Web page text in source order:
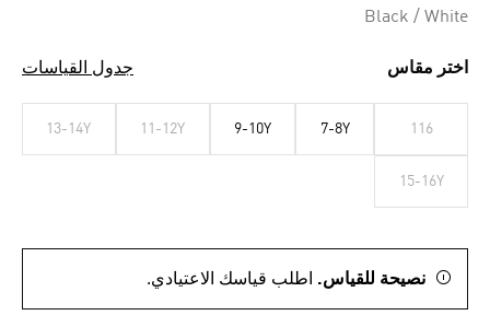
Black / White
اختر مقاس جدول القياسات
116
7-8Y
9-10Y
11-12Y
13-14Y
15-16Y
نصيحة للقياس. اطلب قياسك الاعتيادي.